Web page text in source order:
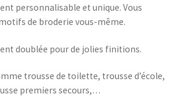
personnalisable et unique. Vous
de broderie vous-même.
doublée pour de jolies finitions.
trousse de toilette, trousse d’école,
premiers secours,…